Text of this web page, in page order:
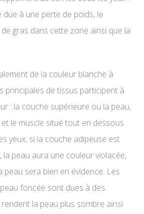
à une perte de poids, le
gras dans cette zone ainsi que la
de la couleur blanche à
principales de tissus participent à
: la couche supérieure ou la peau,
le muscle situé tout en dessous.
yeux, si la couche adipeuse est
peau aura une couleur violacée,
peau sera bien en évidence. Les
foncée sont dues à des
la peau plus sombre ainsi